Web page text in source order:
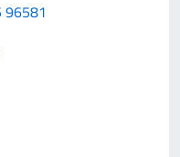
96581